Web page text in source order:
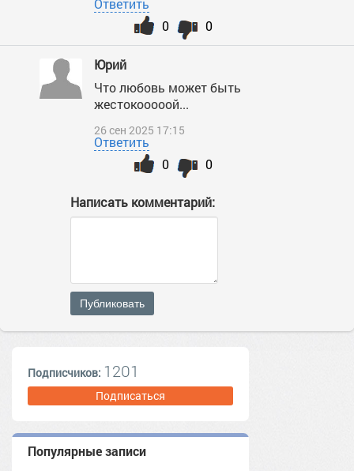
0
0
Юрий
Что любовь может быть
жестокооооой...
26 сен 2025 17:15
Ответить
0
0
Написать комментарий:
Публиковать
Подписчиков: 1201
Подписаться
Популярные записи